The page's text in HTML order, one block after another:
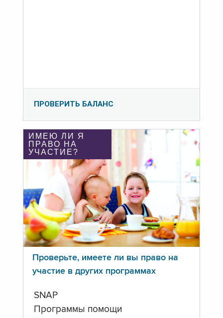
ПРОВЕРИТЬ БАЛАНС
ИМЕЮ ЛИ Я
ПРАВО НА
УЧАСТИЕ?
Проверьте, имеете ли вы право на
участие в других программах
SNAP
Программы помощи